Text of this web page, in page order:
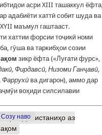
асри XIII ташаккул ёфта,
адабиёти хаттӣ собит шуда ва
маъмул гаштааст.
хаттии форсии тоҷикӣ номи
гӯша ва таркибҳои созии
зикр ёфта («Луғати фурс»,
Фирдавсӣ, Низоми Ганҷавӣ,
Фаррухӣва дигарон), аммо дар
воҳиди силсилавии
Созу наво
о Донистаниҳо аз